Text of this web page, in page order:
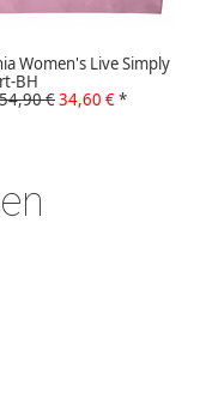
Women's Live Simply
BH
€34,60 €*